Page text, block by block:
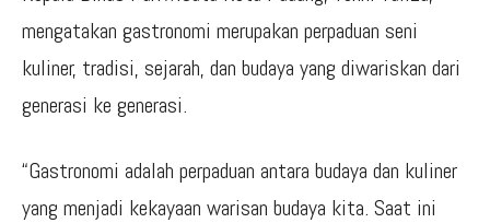
mengatakan gastronomi merupakan perpaduan seni
kuliner, tradisi, sejarah, dan budaya yang diwariskan dari
generasi ke generasi.
“Gastronomi adalah perpaduan antara budaya dan kuliner
yang menjadi kekayaan warisan budaya kita. Saat ini